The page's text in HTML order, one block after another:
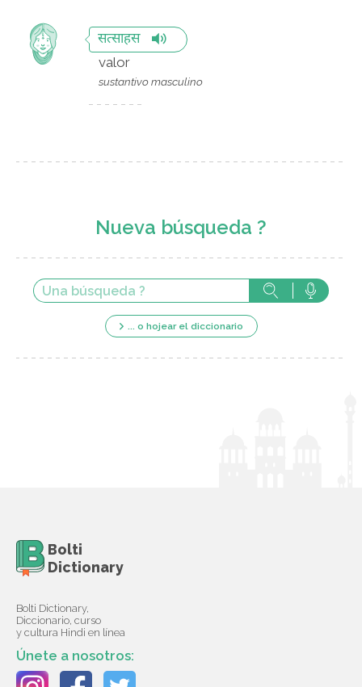
सत्साहस
valor
sustantivo masculino
Nueva búsqueda ?
... o hojear el diccionario
Bolti
Dictionary
Bolti Dictionary,
Diccionario, curso
y cultura Hindi en línea
Únete a nosotros: